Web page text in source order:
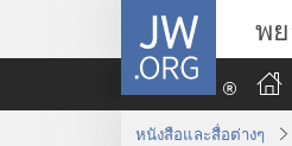
JW.ORG พ
หนังสือและสื่อต่างๆ